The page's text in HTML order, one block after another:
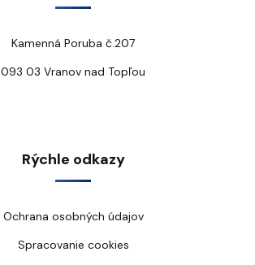
Kamenná Poruba č.207
093 03 Vranov nad Topľou
Rýchle odkazy
Ochrana osobných údajov
Spracovanie cookies